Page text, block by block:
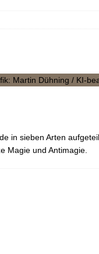
Charts im August 2026
in sieben Arten
Magie und Antimagie.